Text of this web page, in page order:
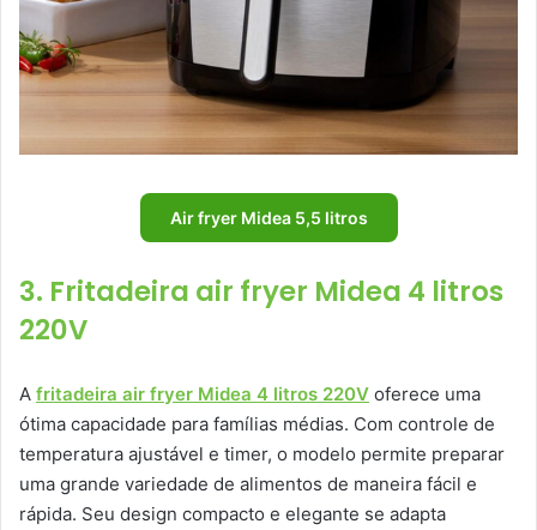
Air fryer Midea 5,5 litros
3. Fritadeira air fryer Midea 4 litros
220V
A fritadeira air fryer Midea 4 litros 220V oferece uma
ótima capacidade para famílias médias. Com controle de
temperatura ajustável e timer, o modelo permite preparar
uma grande variedade de alimentos de maneira fácil e
rápida. Seu design compacto e elegante se adapta